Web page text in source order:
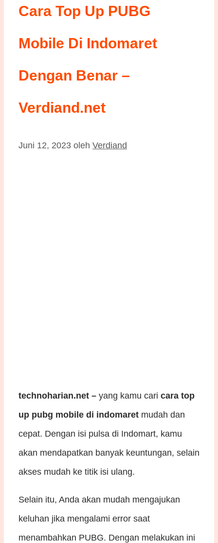
Cara Top Up PUBG
Mobile Di Indomaret
Dengan Benar –
Verdiand.net
Juni 12, 2023 oleh Verdiand
technoharian.net – yang kamu cari cara top
up pubg mobile di indomaret mudah dan
cepat. Dengan isi pulsa di Indomart, kamu
akan mendapatkan banyak keuntungan, selain
akses mudah ke titik isi ulang.
Selain itu, Anda akan mudah mengajukan
keluhan jika mengalami error saat
menambahkan PUBG. Dengan melakukan ini